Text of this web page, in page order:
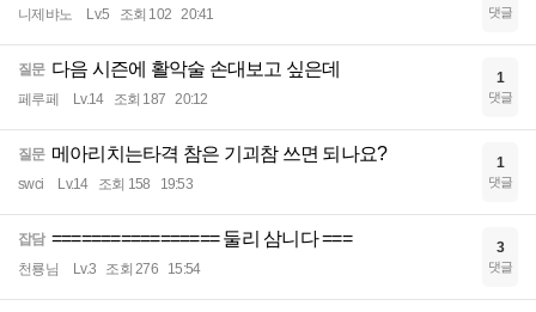
니제뱌노 Lv.5 조회 102 20:41 댓글
질문 다음 시즌에 활악술 손대보고 싶은데
페루페 Lv.14 조회 187 20:12
1
댓글
질문 메아리치는타격 참은 기괴참 쓰면 되나요?
swci Lv.14 조회 158 19:53
1
댓글
잡담 ================= 둘리 삼니다 ===
천룡님 Lv.3 조회 276 15:54
3
댓글